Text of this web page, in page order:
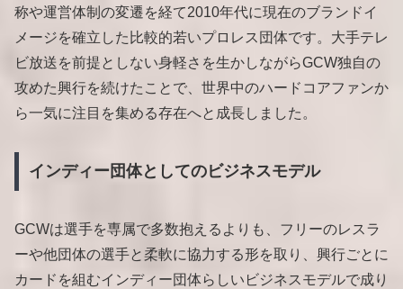
称や運営体制の変遷を経て2010年代に現在のブランドイ
メージを確立した比較的若いプロレス団体です。大手テレ
ビ放送を前提としない身軽さを生かしながらGCW独自の
攻めた興行を続けたことで、世界中のハードコアファンか
ら一気に注目を集める存在へと成長しました。
インディー団体としてのビジネスモデル
GCWは選手を専属で多数抱えるよりも、フリーのレスラ
ーや他団体の選手と柔軟に協力する形を取り、興行ごとに
カードを組むインディー団体らしいビジネスモデルで成り